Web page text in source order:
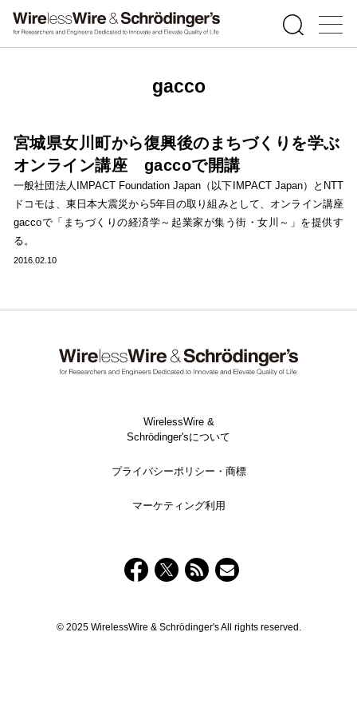
gacco
宮城県女川町から復興後のまちづくりを学ぶ
オンライン講座 gaccoで開講
一般社団法人IMPACT Foundation Japan（以下IMPACT Japan）とNTT
ドコモは、東日本大震災から5年目の取り組みとして、オンライン講座
gaccoで「まちづくりの経済学～起業家が集う街・女川～」を提供す
る。
2016.02.10
WirelessWire &
Schrödinger'sについて
プライバシーポリシー・商標
マーケティング利用
© 2025 WirelessWire & Schrödinger's All rights reserved.